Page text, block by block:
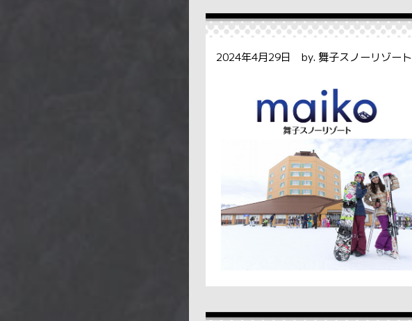
2024年4月29日 by. 舞子スノーリゾート